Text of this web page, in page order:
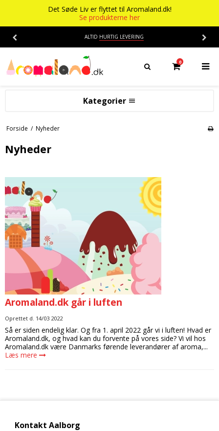
Det Søde Liv er flyttet til Aromaland.dk!
Se produkterne her
ALTID HURTIG LEVERING
0
Kategorier
Alkohol aroma
Ananas aroma
Banan aroma
Blåbær aroma
Candy aroma
Chokolade aroma
Citron aroma
Cola aroma
Dessert aroma
Hindbær aroma
Jordbær aroma
Kaffe aroma
Solbær aroma
Baser
Det Søde Liv
Aromaer
Chokolade
Delikatesser
Farver
Forme
Chokoladeforme
Isforme
Slikforme
Kagepynt
Råvarer
Startsæt
Isenkram
Opskrifter
Bolsjer
Chokolade
Dragé
Drikkelse
Fondant
Flødeboller
Is
Kager
Skumfiduser
Butikker
Information
Om os
Kontakt
Handelsbetingelser
Cookies
Forside / Nyheder
Nyheder
Aromaland.dk går i luften
Oprettet d. 14/03 2022
Så er siden endelig klar. Og fra 1. april 2022 går vi i luften! Hvad er
Aromaland.dk, og hvad kan du forvente på vores side? Vi vil hos
Aromaland.dk være Danmarks førende leverandører af aroma,...
Læs mere
Kontakt Aalborg